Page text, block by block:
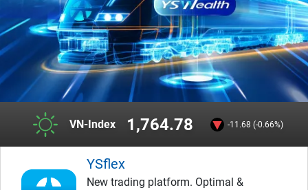
VN-Index 1,764.78 -11.68 (-0.66%)
YSflex
New trading platform. Optimal &